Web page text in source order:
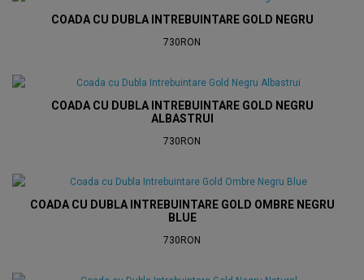
COADA CU DUBLA INTREBUINTARE GOLD NEGRU
730RON
COADA CU DUBLA INTREBUINTARE GOLD NEGRU
ALBASTRUI
730RON
COADA CU DUBLA INTREBUINTARE GOLD OMBRE NEGRU
BLUE
730RON